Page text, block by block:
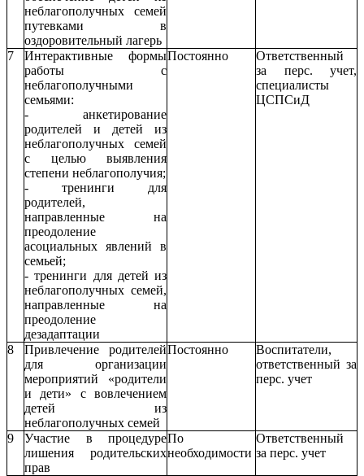
неблагополучных семей
путевками в
оздоровительный лагерь
7
Интерактивные формы
работы с
неблагополучными
семьями:
- анкетирование
родителей и детей из
неблагополучных семей
с целью выявления
степени неблагополучия;
- тренинги для
родителей,
направленные на
преодоление
асоциальных явлений в
семьей;
- тренинги для детей из
неблагополучных семей,
направленные на
преодоление
дезадаптации
Постоянно
Ответственный
за перс. учет,
специалисты
ЦСПСиД
8
Привлечение родителей
для организации
мероприятий «родители
и дети» с вовлечением
детей из
неблагополучных семей
Постоянно
Воспитатели,
ответственный за
перс. учет
9
Участие в процедуре
лишения родительских
прав
По
необходимости
Ответственный
за перс. учет